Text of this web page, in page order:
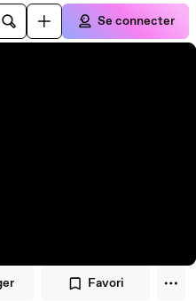
Se connecter
Favori